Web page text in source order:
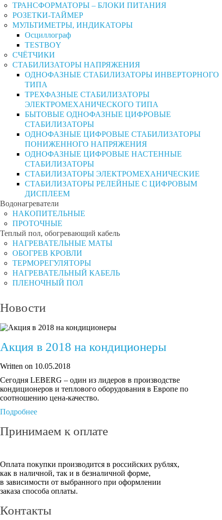
ТРАНСФОРМАТОРЫ – БЛОКИ ПИТАНИЯ
РОЗЕТКИ-ТАЙМЕР
МУЛЬТИМЕТРЫ, ИНДИКАТОРЫ
Осциллограф
TESTBOY
СЧЁТЧИКИ
СТАБИЛИЗАТОРЫ НАПРЯЖЕНИЯ
ОДНОФАЗНЫЕ СТАБИЛИЗАТОРЫ ИНВЕРТОРНОГО
ТИПА
ТРЕХФАЗНЫЕ СТАБИЛИЗАТОРЫ
ЭЛЕКТРОМЕХАНИЧЕСКОГО ТИПА
БЫТОВЫЕ ОДНОФАЗНЫЕ ЦИФРОВЫЕ
СТАБИЛИЗАТОРЫ
ОДНОФАЗНЫЕ ЦИФРОВЫЕ СТАБИЛИЗАТОРЫ
ПОНИЖЕННОГО НАПРЯЖЕНИЯ
ОДНОФАЗНЫЕ ЦИФРОВЫЕ НАСТЕННЫЕ
СТАБИЛИЗАТОРЫ
СТАБИЛИЗАТОРЫ ЭЛЕКТРОМЕХАНИЧЕСКИЕ
СТАБИЛИЗАТОРЫ РЕЛЕЙНЫЕ С ЦИФРОВЫМ
ДИСПЛЕЕМ
Водонагреватели
НАКОПИТЕЛЬНЫЕ
ПРОТОЧНЫЕ
Теплый пол, обогревающий кабель
НАГРЕВАТЕЛЬНЫЕ МАТЫ
ОБОГРЕВ КРОВЛИ
ТЕРМОРЕГУЛЯТОРЫ
НАГРЕВАТЕЛЬНЫЙ КАБЕЛЬ
ПЛЕНОЧНЫЙ ПОЛ
Новости
Акция в 2018 на кондиционеры
Written on 10.05.2018
Сегодня LEBERG – один из лидеров в производстве
кондиционеров и теплового оборудования в Европе по
соотношению цена-качество.
Подробнее
Принимаем к оплате
Оплата покупки производится в российских рублях,
как в наличной, так и в безналичной форме,
в зависимости от выбранного при оформлении
заказа способа оплаты.
Контакты